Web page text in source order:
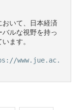
おいて、日本経済
ルな視野を持っ
ます。
www.jue.ac.